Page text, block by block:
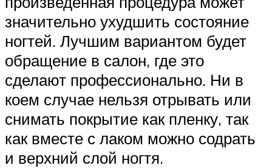
значительно ухудшить состояние
ногтей. Лучшим вариантом будет
обращение в салон, где это
сделают профессионально. Ни в
коем случае нельзя отрывать или
снимать покрытие как пленку, так
как вместе с лаком можно содрать
и верхний слой ногтя.